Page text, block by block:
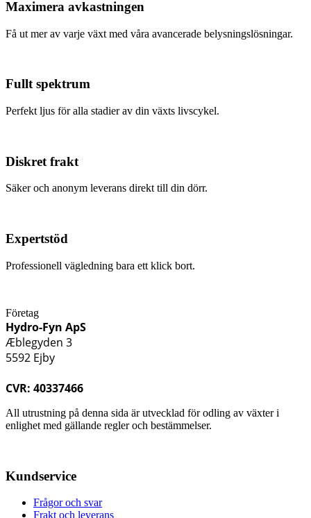
Maximera avkastningen
Få ut mer av varje växt med våra avancerade belysningslösningar.
Fullt spektrum
Perfekt ljus för alla stadier av din växts livscykel.
Diskret frakt
Säker och anonym leverans direkt till din dörr.
Expertstöd
Professionell vägledning bara ett klick bort.
Företag
Hydro-Fyn ApS
Æblegyden 3
5592 Ejby
CVR: 40337466
All utrustning på denna sida är utvecklad för odling av växter i
enlighet med gällande regler och bestämmelser.
Kundservice
Frågor och svar
Frakt och leverans